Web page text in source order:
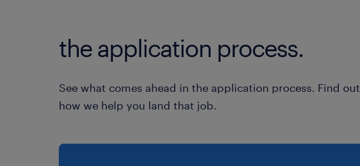
the application process.
See what comes ahead in the application process. Find out
how we help you land that job.